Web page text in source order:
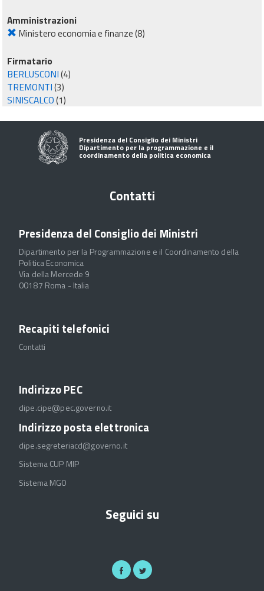
Amministrazioni
Ministero economia e finanze(8)
Firmatario
BERLUSCONI(4)
TREMONTI(3)
SINISCALCO(1)
Presidenza del Consiglio dei Ministri
Dipartimento per la programmazione e il
coordinamento della politica economica
Contatti
Presidenza del Consiglio dei Ministri
Dipartimento per la Programmazione e il Coordinamento della
Politica Economica
Via della Mercede 9
00187 Roma - Italia
Recapiti telefonici
Contatti
Indirizzo PEC
dipe.cipe@pec.governo.it
Indirizzo posta elettronica
dipe.segreteriacd@governo.it
Sistema CUP MIP
Sistema MGO
Seguici su